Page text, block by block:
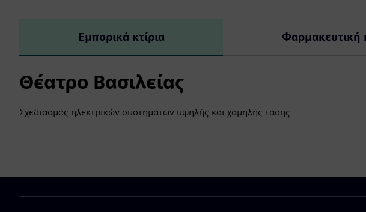
Εμπορικά κτίρια Φαρμακευτική
Θέατρο Βασιλείας
Σχεδιασμός ηλεκτρικών συστημάτων υψηλής και χαμηλής τάσης